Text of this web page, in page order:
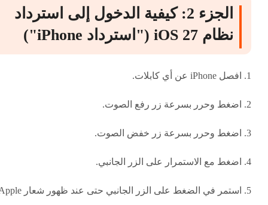
الجزء 2: كيفية الدخول إلى استرداد
نظام iOS 27 ("استرداد iPhone")
1. افصل iPhone عن أي كابلات.
2. اضغط وحرر بسرعة زر رفع الصوت.
3. اضغط وحرر بسرعة زر خفض الصوت.
4. اضغط مع الاستمرار على الزر الجانبي.
5. استمر في الضغط على الزر الجانبي حتى عند ظهور شعار Apple.